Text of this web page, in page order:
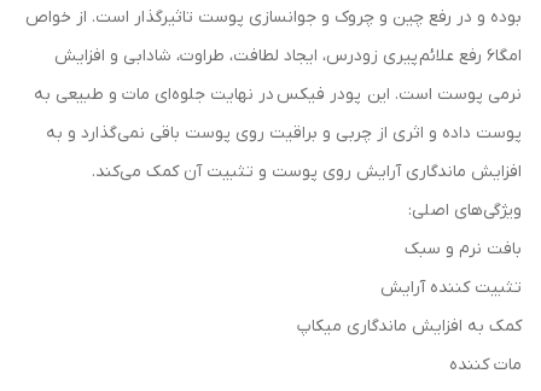
بوده و در رفع چین و چروک و جوانسازی پوست تاثیرگذار است. از خواص
امگا6 رفع علائم پیری زودرس، ایجاد لطافت، طراوت، شادابی و افزایش
نرمی پوست است. این پودر فیکس در نهایت جلوه‌ای مات و طبیعی به
پوست داده و اثری از چربی و براقیت روی پوست باقی نمی‌گذارد و به
افزایش ماندگاری آرایش روی پوست و تثبیت آن کمک می‌کند.
ویژگی‌های اصلی:
بافت نرم و سبک
تثبیت کننده آرایش
کمک به افزایش ماندگاری میکاپ
مات کننده